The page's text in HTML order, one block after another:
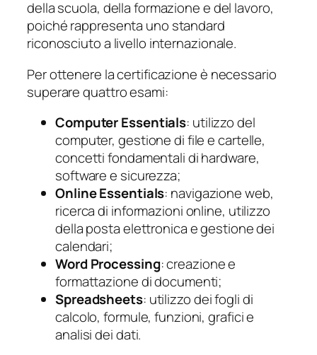
della scuola, della formazione e del lavoro,
poiché rappresenta uno standard
riconosciuto a livello internazionale.
Per ottenere la certificazione è necessario
superare quattro esami:
Computer Essentials: utilizzo del
computer, gestione di file e cartelle,
concetti fondamentali di hardware,
software e sicurezza;
Online Essentials: navigazione web,
ricerca di informazioni online, utilizzo
della posta elettronica e gestione dei
calendari;
Word Processing: creazione e
formattazione di documenti;
Spreadsheets: utilizzo dei fogli di
calcolo, formule, funzioni, grafici e
analisi dei dati.